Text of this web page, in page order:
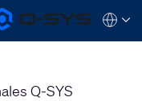
Q-SYS